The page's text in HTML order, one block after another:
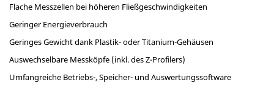
Flache Messzellen bei höheren Fließgeschwindigkeiten
Geringer Energieverbrauch
Geringes Gewicht dank Plastik- oder Titanium-Gehäusen
Auswechselbare Messköpfe (inkl. des Z-Profilers)
Umfangreiche Betriebs-, Speicher- und Auswertungssoftware